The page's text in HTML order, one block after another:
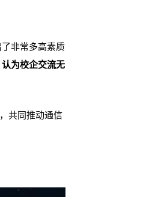
非常多高素质
认为校企交流无
共同推动通信